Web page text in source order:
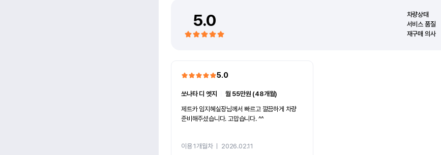
5.0 차량상태
서비스 품질
재구매 의사
5.0
쏘나타 디 엣지
월 55만원 (48개월)
제트카 임지혜실장님께서 빠르고 깔끔하게 차량
준비해주셨습니다. 고맙습니다. ^^
이용 1개월차ㅣ 2026.02.11